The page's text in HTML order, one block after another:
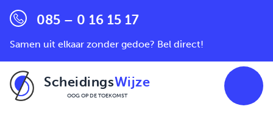
085 – 0 16 15 17
Samen uit elkaar zonder gedoe? Bel direct!
ScheidingsWijze
OOG OP DE TOEKOMST